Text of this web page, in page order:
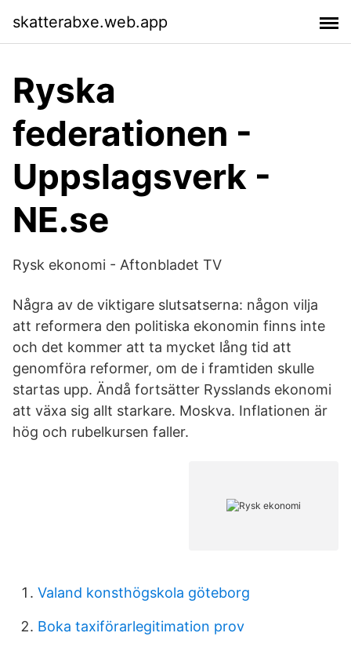
skatterabxe.web.app
Ryska
federationen -
Uppslagsverk -
NE.se
Rysk ekonomi - Aftonbladet TV
Några av de viktigare slutsatserna: någon vilja
att reformera den politiska ekonomin finns inte
och det kommer att ta mycket lång tid att
genomföra reformer, om de i framtiden skulle
startas upp. Ändå fortsätter Rysslands ekonomi
att växa sig allt starkare. Moskva. Inflationen är
hög och rubelkursen faller.
Valand konsthögskola göteborg
Boka taxiförarlegitimation prov